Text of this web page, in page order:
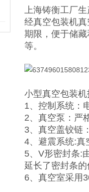
上海铸衡工厂
经真空包装机
期限，便于储
等。
小型真空包装
1、控制系统：
2、真空泵：严
3、真空盖铰链
4、避震系统:真
5、V形密封条:
延长了密封条
6、真空室采用